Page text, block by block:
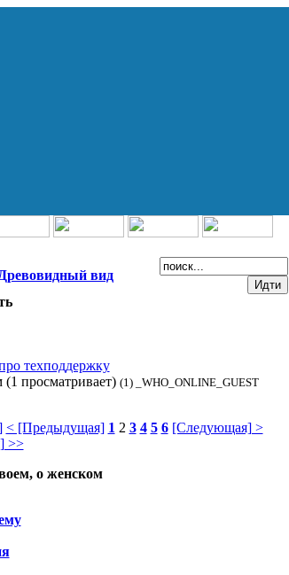
Древовидный вид
техподдержку
(1 просматривает) (1) _WHO_ONLINE_GUEST
< [Предыдущая] 1 2 3 4 5 6 [Следующая] >
>>
о женском